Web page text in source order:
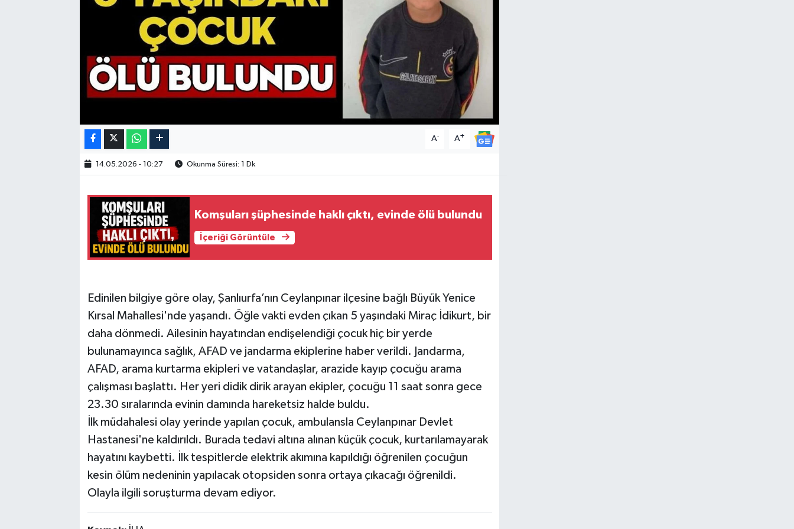
A- A+
14.05.2026 - 10:27 Okunma Süresi: 1 Dk
Komşuları şüphesinde haklı çıktı, evinde ölü bulundu
İçeriği Görüntüle
Edinilen bilgiye göre olay, Şanlıurfa’nın Ceylanpınar ilçesine bağlı Büyük Yenice
Kırsal Mahallesi'nde yaşandı. Öğle vakti evden çıkan 5 yaşındaki Miraç İdikurt, bir
daha dönmedi. Ailesinin hayatından endişelendiği çocuk hiç bir yerde
bulunamayınca sağlık, AFAD ve jandarma ekiplerine haber verildi. Jandarma,
AFAD, arama kurtarma ekipleri ve vatandaşlar, arazide kayıp çocuğu arama
çalışması başlattı. Her yeri didik dirik arayan ekipler, çocuğu 11 saat sonra gece
23.30 sıralarında evinin damında hareketsiz halde buldu.
İlk müdahalesi olay yerinde yapılan çocuk, ambulansla Ceylanpınar Devlet
Hastanesi'ne kaldırıldı. Burada tedavi altına alınan küçük çocuk, kurtarılamayarak
hayatını kaybetti. İlk tespitlerde elektrik akımına kapıldığı öğrenilen çocuğun
kesin ölüm nedeninin yapılacak otopsiden sonra ortaya çıkacağı öğrenildi.
Olayla ilgili soruşturma devam ediyor.